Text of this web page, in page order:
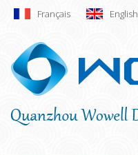
Français English